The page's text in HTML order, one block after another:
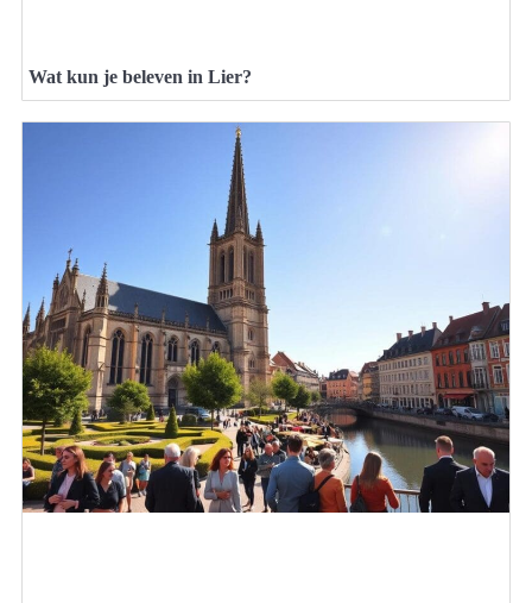
Wat kun je beleven in Lier?